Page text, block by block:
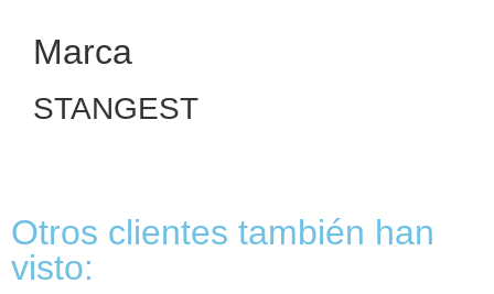
Marca
STANGEST
Otros clientes también han
visto: